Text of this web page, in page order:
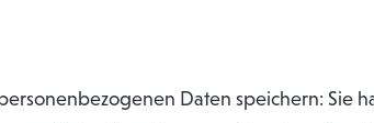
Daten speichern: Sie